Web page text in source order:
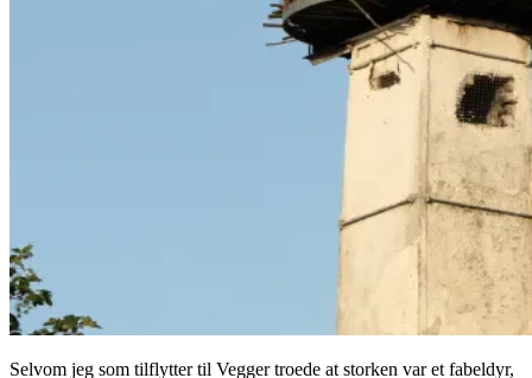
Selvom jeg som tilflytter til Vegger troede at storken var et fabeldyr,